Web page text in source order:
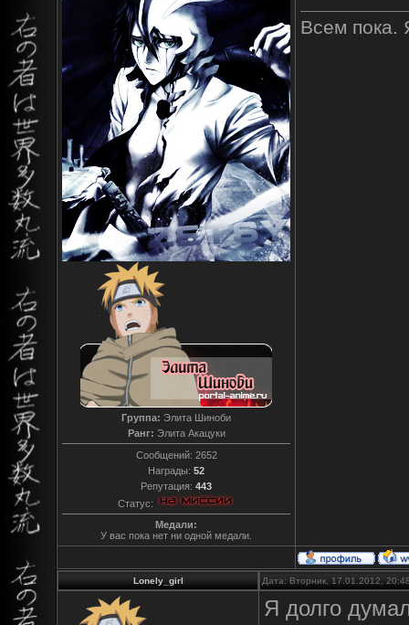
Группа: Элита Шиноби
Ранг: Элита Акацуки
Сообщений: 2652
Награды: 52
Репутация: 443
Статус:
Медали:
У вас пока нет ни одной медали.
Всем пока.
Lonely_girl Дата: Вторник, 17.01.2012,
Я долго